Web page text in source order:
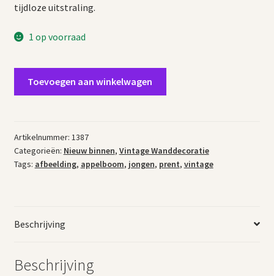
tijdloze uitstraling.
1 op voorraad
appelboom
aantal
Toevoegen aan winkelwagen
Artikelnummer: 1387
Categorieën: Nieuw binnen, Vintage Wanddecoratie
Tags: afbeelding, appelboom, jongen, prent, vintage
Beschrijving
Beschrijving